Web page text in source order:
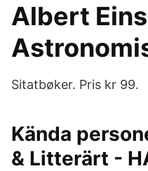
Albert
Sitatbøker. Pris kr 99.
Kända
& Litterärt -